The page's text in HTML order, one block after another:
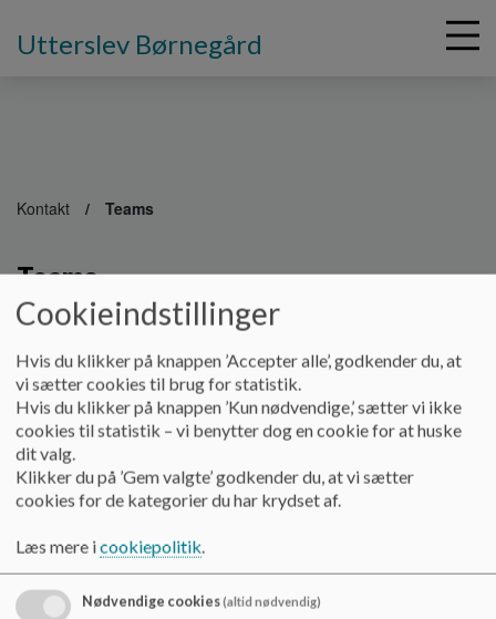
l
e
Utterslev Børnegård
Kontakt Teams
Teams
Guldsmedene (Børnehave) 6038 7934
Brumbasserne (Børnehave) 6038 7935
Super (Basis) 6038 7928
Bierne (Vuggestue) 6038 7936
Cookieindstillinger
Hvis du klikker på knappen ’Accepter alle’, godkender du, at
vi sætter cookies til brug for statistik.
Hvis du klikker på knappen ’Kun nødvendige,’ sætter vi ikke
cookies til statistik – vi benytter dog en cookie for at huske
dit valg.
Klikker du på ’Gem valgte’ godkender du, at vi sætter
cookies for de kategorier du har krydset af.
Læs mere icookiepolitik.
Nødvendige cookies(altid nødvendig)